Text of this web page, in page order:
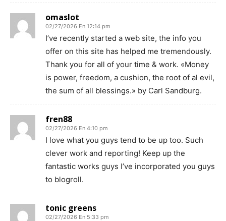
omaslot
02/27/2026 En 12:14 pm
I’ve recently started a web site, the info you
offer on this site has helped me tremendously.
Thank you for all of your time & work. «Money
is power, freedom, a cushion, the root of al evil,
the sum of all blessings.» by Carl Sandburg.
fren88
02/27/2026 En 4:10 pm
I love what you guys tend to be up too. Such
clever work and reporting! Keep up the
fantastic works guys I’ve incorporated you guys
to blogroll.
tonic greens
02/27/2026 En 5:33 pm